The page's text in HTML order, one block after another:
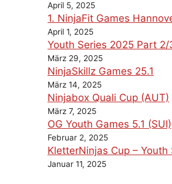
April 5, 2025
1. NinjaFit Games
April 1, 2025
Youth Series 2025 Part 2/
März 29, 2025
NinjaSkillz Games 25.1
März 14, 2025
Ninjabox Quali Cup (AUT)
März 7, 2025
OG Youth Games 5.1 (SUI)
Februar 2, 2025
KletterNinjas Cup – Youth
Januar 11, 2025